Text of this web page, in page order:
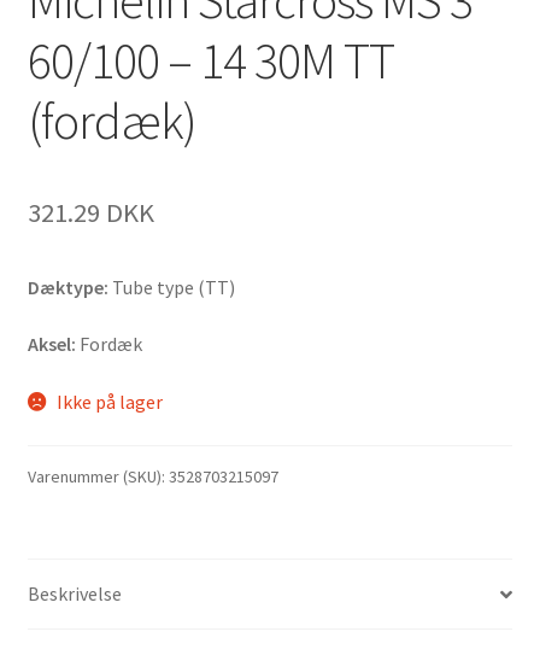
60/100 – 14 30M TT
(fordæk)
321.29 DKK
Dæktype: Tube type (TT)
Aksel: Fordæk
Ikke på lager
Varenummer (SKU): 3528703215097
Beskrivelse